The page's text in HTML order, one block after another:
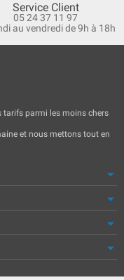
Service Client
05 24 37 11 97
au vendredi de 9h à 18h
tarifs parmi les moins chers
et nous mettons tout en